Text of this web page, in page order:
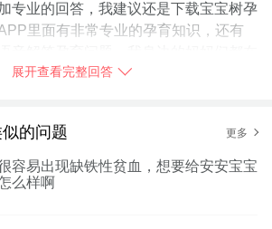
专业的回答，我建议还是下载宝宝树孕
里面有非常专业的孕育知识，还有
下载【宝宝树孕育】试试吧！
展开查看完整回答
的问题 更多
容易出现缺铁性贫血，想要给安安宝宝
么样啊